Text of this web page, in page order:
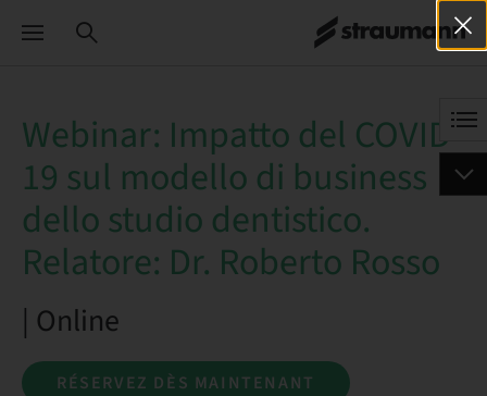
Webinar: Impatto del COVID-
19 sul modello di business
dello studio dentistico.
Relatore: Dr. Roberto Rosso
| Online
RÉSERVEZ DÈS MAINTENANT